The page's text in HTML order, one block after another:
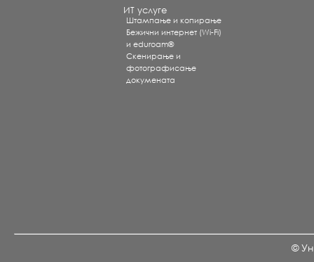
ИТ услуге
Штампање и копирање
Бежични интернет (Wi-Fi)
и eduroam®
Скенирање и
фотографисање
докумената
©